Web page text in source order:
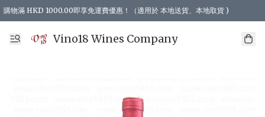
購物滿 HKD 1000.00即享免運費優惠！（適用於 本地送貨、本地取貨 )
Vino18 Wines Company